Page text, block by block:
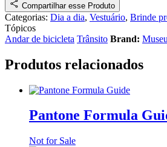
Compartilhar esse Produto
Categorias: Dia a dia, Vestuário, Brinde
Tópicos
Andar de bicicleta Trânsito Brand:
Produtos relacionados
Pantone Formula
Not for Sale